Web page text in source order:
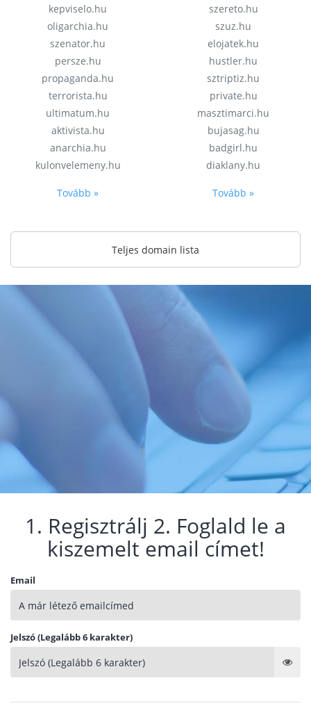
kepviselo.hu
oligarchia.hu
szenator.hu
persze.hu
propaganda.hu
terrorista.hu
ultimatum.hu
aktivista.hu
anarchia.hu
kulonvelemeny.hu
Tovább »
szereto.hu
szuz.hu
elojatek.hu
hustler.hu
sztriptiz.hu
private.hu
masztimarci.hu
bujasag.hu
badgirl.hu
diaklany.hu
Tovább »
Teljes domain lista
1. Regisztrálj 2. Foglald le a
kiszemelt email címet!
Email
Jelszó (Legalább 6 karakter)